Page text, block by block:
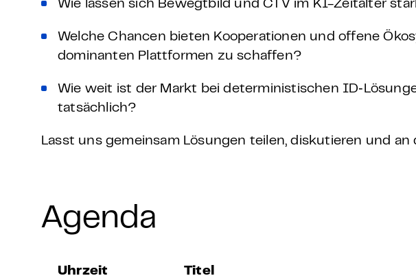
Wie lassen sich Bewegtbild und CTV im KI-Zeitalter
Welche Chancen bieten Kooperationen und offene
dominanten Plattformen zu schaffen?
Wie weit ist der Markt bei deterministischen
tatsächlich?
Lasst uns gemeinsam Lösungen teilen, diskutieren und an
Agenda
Uhrzeit Titel